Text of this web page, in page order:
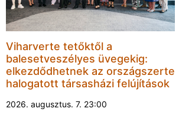
Viharverte tetőktől a
balesetveszélyes üvegekig:
elkezdődhetnek az országszerte
halogatott társasházi felújítások
2026. augusztus. 7. 23:00